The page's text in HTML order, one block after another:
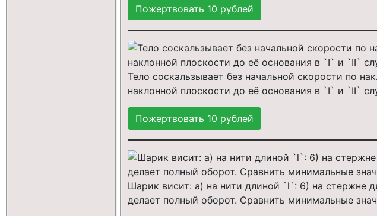
Тело соскальзывает без начальной скорости по
наклонной плоскости до её основания в `I` и `II`
Шарик висит: а) на нити длиной `l`: 6) на стержне
делает полный оборот. Сравнить минимальные